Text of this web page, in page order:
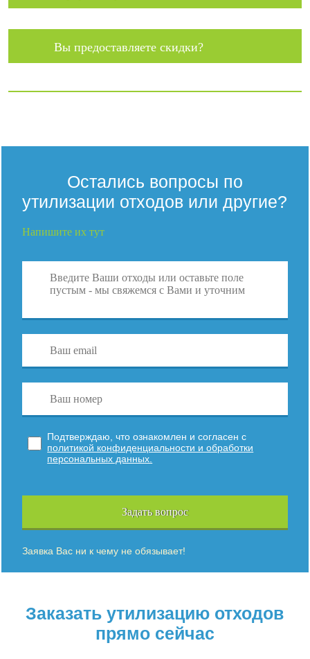
Вы предоставляете скидки?
Остались вопросы по
утилизации отходов или другие?
Напишите их тут
Подтверждаю, что ознакомлен и согласен с
политикой конфиденциальности и обработки
персональных данных.
Задать вопрос
Заявка Вас ни к чему не обязывает!
Заказать утилизацию отходов
прямо сейчас